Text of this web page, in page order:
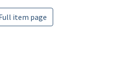
item page